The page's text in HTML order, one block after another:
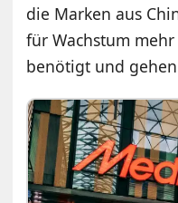
die Marken aus
für Wachstum
benötigt und